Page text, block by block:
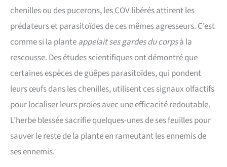
chenilles ou des pucerons, les COV libérés attirent les
prédateurs et parasitoïdes de ces mêmes agresseurs. C’est
comme si la planteappelait ses gardes du corpsà la
rescousse. Des études scientifiques ont démontré que
certaines espèces de guêpes parasitoïdes, qui pondent
leurs œufs dans les chenilles, utilisent ces signaux olfactifs
pour localiser leurs proies avec une efficacité redoutable.
L’herbe blessée sacrifie quelques-unes de ses feuilles pour
sauver le reste de la plante en rameutant les ennemis de
ses ennemis.